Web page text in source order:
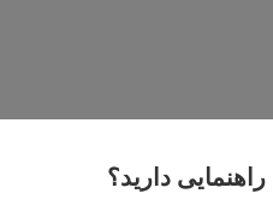
راهنمایی دارید؟